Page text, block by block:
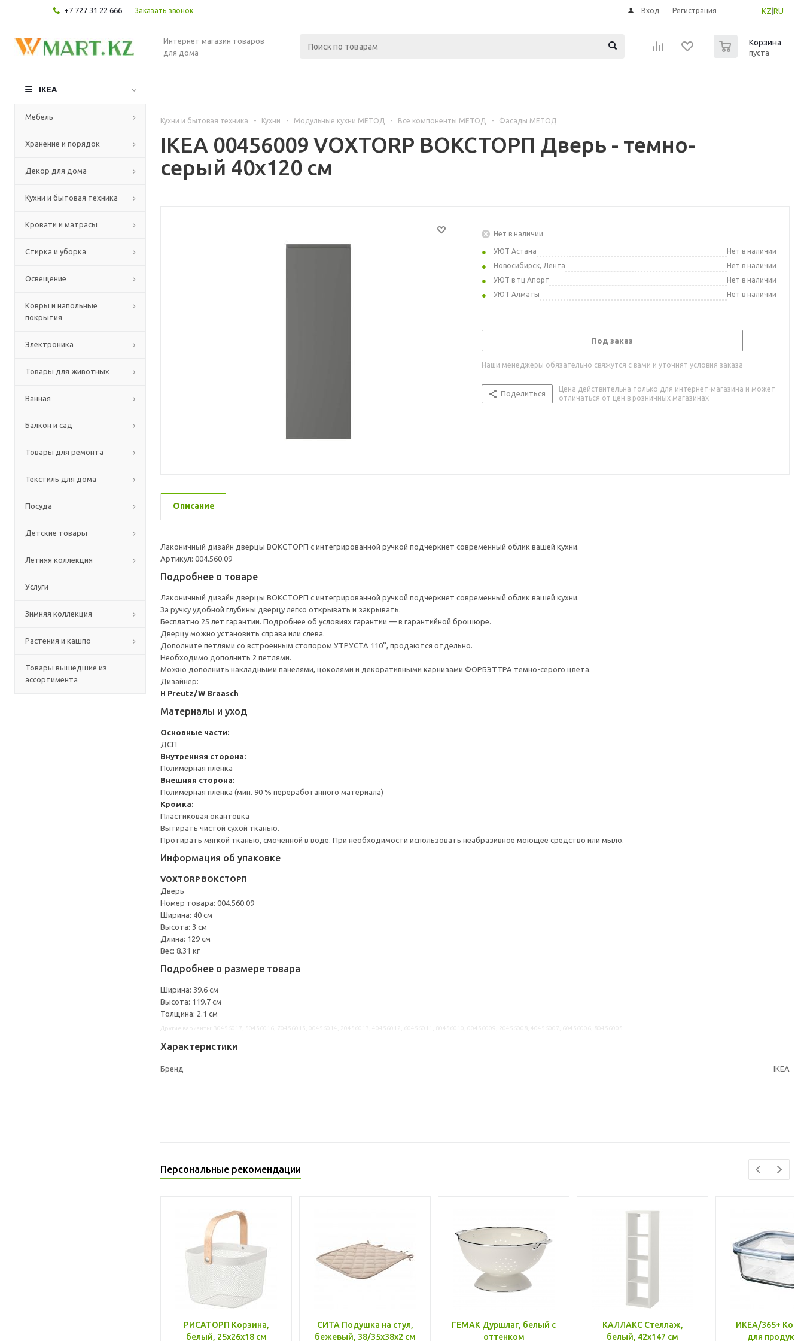
+7 727 31 22 666 Заказать звонок KZ RU
Вход Регистрация
Интернет магазин товаров
для дома
Корзина
пуста
IKEA
Мебель
Хранение и порядок
Декор для дома
Кухни и бытовая техника
Кровати и матрасы
Стирка и уборка
Освещение
Ковры и напольные
покрытия
Электроника
Товары для животных
Ванная
Балкон и сад
Товары для ремонта
Текстиль для дома
Посуда
Детские товары
Летняя коллекция
Услуги
Зимняя коллекция
Растения и кашпо
Товары вышедшие из
ассортимента
Кухни и бытовая техника - Кухни - Модульные кухни МЕТОД - Все компоненты МЕТОД - Фасады МЕТОД
IKEA 00456009 VOXTORP ВОКСТОРП Дверь - темно-
серый 40x120 см
Нет в наличии
УЮТ Астана
Нет в наличии
Новосибирск, Лента
Нет в наличии
УЮТ в тц Апорт
Нет в наличии
УЮТ Алматы
Нет в наличии
Под заказ
Наши менеджеры обязательно свяжутся с вами и уточнят условия заказа
Поделиться
Цена действительна только для интернет-магазина и может
отличаться от цен в розничных магазинах
Описание
Лаконичный дизайн дверцы ВОКСТОРП с интегрированной ручкой подчеркнет современный облик вашей кухни.
Артикул: 004.560.09
Подробнее о товаре
Лаконичный дизайн дверцы ВОКСТОРП с интегрированной ручкой подчеркнет современный облик вашей кухни.
За ручку удобной глубины дверцу легко открывать и закрывать.
Бесплатно 25 лет гарантии. Подробнее об условиях гарантии — в гарантийной брошюре.
Дверцу можно установить справа или слева.
Дополните петлями со встроенным стопором УТРУСТА 110°, продаются отдельно.
Необходимо дополнить 2 петлями.
Можно дополнить накладными панелями, цоколями и декоративными карнизами ФОРБЭТТРА темно-серого цвета.
Дизайнер:
H Preutz/W Braasch
Материалы и уход
Основные части:
ДСП
Внутренняя сторона:
Полимерная пленка
Внешняя сторона:
Полимерная пленка (мин. 90 % переработанного материала)
Кромка:
Пластиковая окантовка
Вытирать чистой сухой тканью.
Протирать мягкой тканью, смоченной в воде. При необходимости использовать неабразивное моющее средство или мыло.
Информация об упаковке
VOXTORP ВОКСТОРП
Дверь
Номер товара: 004.560.09
Ширина: 40 см
Высота: 3 см
Длина: 129 см
Вес: 8.31 кг
Подробнее о размере товара
Ширина: 39.6 см
Высота: 119.7 см
Толщина: 2.1 см
Характеристики
Бренд IKEA
Персональные рекомендации
РИСАТОРП Корзина,
белый, 25x26x18 см
СИТА Подушка на стул,
бежевый, 38/35x38x2 см
ГЕМАК Дуршлаг, белый с
оттенком
КАЛЛАКС Стеллаж,
белый, 42x147 см
ИКЕА/365+
для